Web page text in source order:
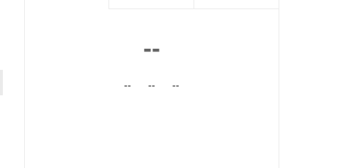
成最终结论后，新的通航路线将得到确定。
--
-- -- --